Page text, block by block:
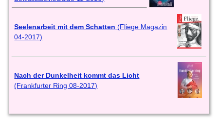
Seelenarbeit mit dem Schatten (Fliege Magazin
04-2017)
Nach der Dunkelheit kommt das Licht
(Frankfurter Ring 08-2017)